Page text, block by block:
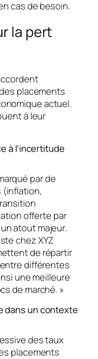
cas de besoin.
la pert
placements
actuel.
à leur
à l’incertitude
par de
offerte par
atout majeur.
chez XYZ
de répartir
entre différentes
une meilleure
de marché. »
dans un contexte
des taux
placements